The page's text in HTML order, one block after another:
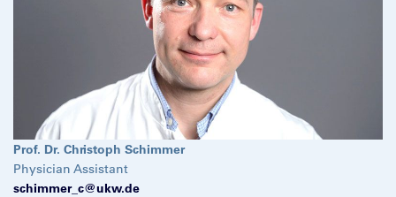
Prof. Dr. Christoph Schimmer
Physician Assistant
schimmer_c@ukw.de